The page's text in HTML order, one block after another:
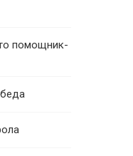
помощник-